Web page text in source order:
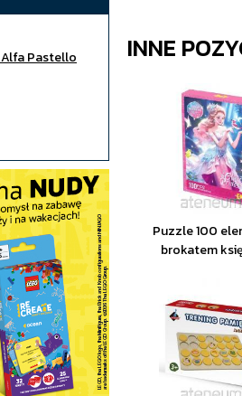
Pastello
INNE
Puzzle 100
brokatem